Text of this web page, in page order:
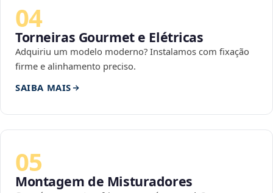
04
Torneiras Gourmet e Elétricas
Adquiriu um modelo moderno? Instalamos com fixação
firme e alinhamento preciso.
SAIBA MAIS
05
Montagem de Misturadores